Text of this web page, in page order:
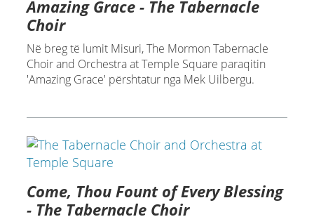
Amazing Grace - The Tabernacle
Choir
Në breg të lumit Misuri, The Mormon Tabernacle
Choir and Orchestra at Temple Square paraqitin
'Amazing Grace' përshtatur nga Mek Uilbergu.
Come, Thou Fount of Every Blessing
- The Tabernacle Choir